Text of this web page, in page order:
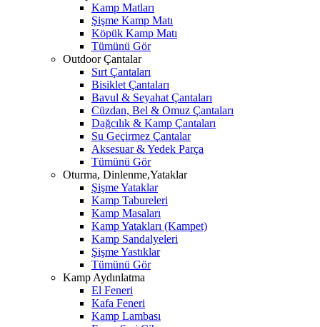
Kamp Matları
Şişme Kamp Matı
Köpük Kamp Matı
Tümünü Gör
Outdoor Çantalar
Sırt Çantaları
Bisiklet Çantaları
Bavul & Seyahat Çantaları
Cüzdan, Bel & Omuz Çantaları
Dağcılık & Kamp Çantaları
Su Geçirmez Çantalar
Aksesuar & Yedek Parça
Tümünü Gör
Oturma, Dinlenme,Yataklar
Şişme Yataklar
Kamp Tabureleri
Kamp Masaları
Kamp Yatakları (Kampet)
Kamp Sandalyeleri
Şişme Yastıklar
Tümünü Gör
Kamp Aydınlatma
El Feneri
Kafa Feneri
Kamp Lambası